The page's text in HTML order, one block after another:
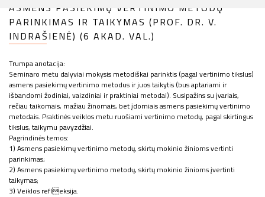
ASMENS PASIEKIMŲ VERTINIMO METODŲ
PARINKIMAS IR TAIKYMAS (PROF. DR. V.
INDRAŠIENĖ) (6 AKAD. VAL.)
Trumpa anotacija:
Seminaro metu dalyviai mokysis metodiškai parinktis (pagal vertinimo tikslus)
asmens pasiekimų vertinimo metodus ir juos taikytis (bus aptariami ir
išbandomi žodiniai, vaizdiniai ir praktiniai metodai). Susipažins su įvariais,
rečiau taikomais, mažiau žinomais, bet įdomiais asmens pasiekimų vertinimo
metodais. Praktinės veiklos metu ruošiami vertinimo metodų, pagal skirtingus
tikslus, taikymu pavyzdžiai.
Pagrindinės temos:
1) Asmens pasiekimų vertinimo metodų, skirtų mokinio žinioms vertinti
parinkimas;
2) Asmens pasiekimų vertinimo metodų, skirtų mokinio žinioms įvertinti
taikymas;
3) Veiklos refleksija.